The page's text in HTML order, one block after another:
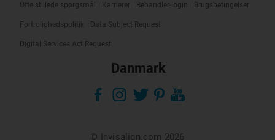
Ofte stillede spørgsmål Karrierer Behandler-login Brugsbetingelser
Fortrolighedspolitik Data Subject Request
Digital Services Act Request
Danmark
© Invisalign.com 2026